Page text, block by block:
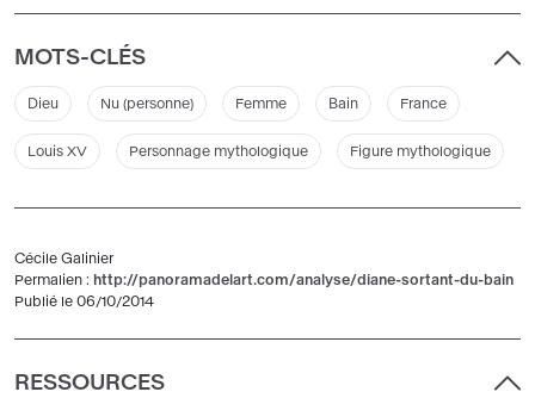
MOTS-CLÉS
Dieu Nu (personne) Femme Bain France
Louis XV Personnage mythologique Figure mythologique
Cécile Galinier
Permalien : http://panoramadelart.com/analyse/diane-sortant-du-bain
Publié le 06/10/2014
RESSOURCES